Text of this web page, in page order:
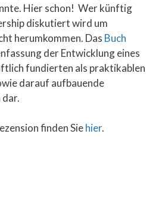
Hier schon! Wer künftig
diskutiert wird um
herumkommen. Das Buch
der Entwicklung eines
fundierten als praktikablen
darauf aufbauende
finden Siehier.